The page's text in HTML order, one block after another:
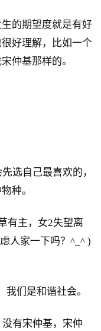
的期望度就是有好
好理解，比如一个
仲基那样的。
选自己最喜欢的，
种。
有主，女2失望离
人家一下吗？^_^ )
们是和谐社会。
有宋仲基，宋仲